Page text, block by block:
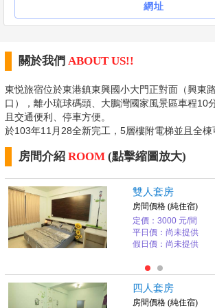
網址
關於我們 ABOUT US!!
東悦旅宿位於東港鎮東興國小大門正對面（興東
口），離小琉球碼頭、大鵬灣國家風景區車程10
且交通便利、停車方便。
於103年11月28全新完工，5層樓附電梯並且全棟
房間介紹 ROOM (點擊縮圖放大)
雙人套房
房間價格 (純住宿)
定價：3000 元/間
平日價：尚未提供
假日價：尚未提供
四人套房
房間價格 (純住宿)